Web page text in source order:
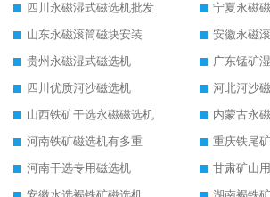
四川永磁湿式磁选机批发
宁夏永磁
山东永磁滚筒磁块安装
安徽永磁
贵州永磁湿式磁选机
广东锰矿
四川优质河沙磁选机
河北河沙
山西铁矿干选永磁磁选机
内蒙古永
河南铁矿磁选机有多重
重庆铁尾
河南干选专用磁选机